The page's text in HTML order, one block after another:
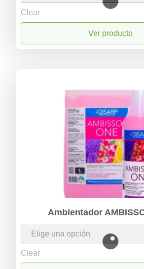
Clear
Ver producto
Ambientador
Clear